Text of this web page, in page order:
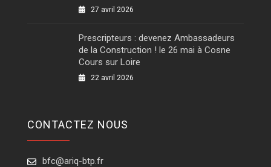
27 avril 2026
Prescripteurs : devenez Ambassadeurs
de la Construction ! le 26 mai à Cosne
Cours sur Loire
22 avril 2026
CONTACTEZ NOUS
bfc@ariq-btp.fr